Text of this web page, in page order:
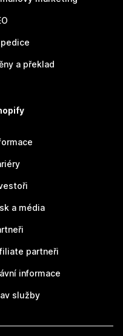
a překlad
a média
partneři
informace
služby